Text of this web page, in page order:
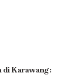
di Karawang: